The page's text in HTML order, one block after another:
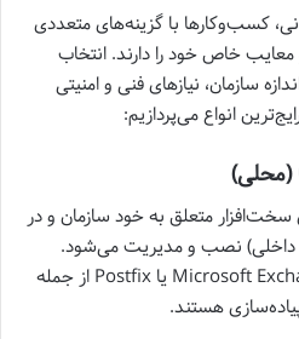
کسب‌وکارها با گزینه‌های متعددی
معایب خاص خود را دارند. انتخاب
سازمان، نیازهای فنی و امنیتی
انواع می‌پردازیم:
متعلق به خود سازمان و در
داخلی) نصب و مدیریت می‌شود.
نرم‌افزارهایی مانند Microsoft Exchange Server یا Postfix از جمله
هستند.